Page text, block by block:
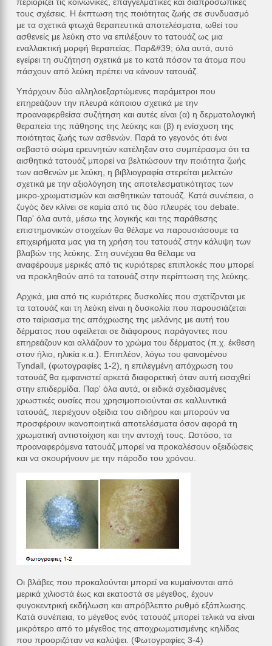
τους σχέσεις. Η έκπτωση της ποιότητας ζωής σε συνδυασμό
με τα σχετικά φτωχά θεραπευτικά αποτελέσματα, ωθεί του
ασθενείς με λεύκη στο να επιλέξουν το τατουάζ ως μια
εναλλακτική μορφή θεραπείας. Παρ&#39; όλα αυτά, αυτό
εγείρει τη συζήτηση σχετικά με το κατά πόσον τα άτομα που
πάσχουν από λεύκη πρέπει να κάνουν τατουάζ.
Υπάρχουν δύο αλληλοεξαρτώμενες παράμετροι που
επηρεάζουν την πλευρά κάποιου σχετικά με την
προαναφερθείσα συζήτηση και αυτές είναι (α) η δερματολογική
θεραπεία της πάθησης της λεύκης και (β) η ενίσχυση της
ποιότητας ζωής των ασθενών. Παρά το γεγονός ότι ένα
σεβαστό σώμα ερευνητών κατέληξαν στο συμπέρασμα ότι τα
αισθητικά τατουάζ μπορεί να βελτιώσουν την ποιότητα ζωής
των ασθενών με λεύκη, η βιβλιογραφία στερείται μελετών
σχετικά με την αξιολόγηση της αποτελεσματικότητας των
μικρο-χρωματισμών και αισθητικών τατουάζ. Κατά συνέπεια, ο
ζυγός δεν κλίνει σε καμία από τις δύο πλευρές του debate.
Παρ' όλα αυτά, μέσω της λογικής και της παράθεσης
επιστημονικών στοιχείων θα θέλαμε να παρουσιάσουμε τα
επιχειρήματα μας για τη χρήση του τατουάζ στην κάλυψη των
βλαβών της λεύκης. Στη συνέχεια θα θέλαμε να
αναφέρουμε μερικές από τις κυριότερες επιπλοκές που μπορεί
να προκληθούν από τα τατουάζ στην περίπτωση της λεύκης.
Αρχικά, μια από τις κυριότερες δυσκολίες που σχετίζονται με
τα τατουάζ και τη λεύκη είναι η δυσκολία που παρουσιάζεται
στο ταίριασμα της απόχρωσης της μελάνης με αυτή του
δέρματος που οφείλεται σε διάφορους παράγοντες που
επηρεάζουν και αλλάζουν το χρώμα του δέρματος (π.χ. έκθεση
στον ήλιο, ηλικία κ.α.). Επιπλέον, λόγω του φαινομένου
Tyndall, (φωτογραφίες 1-2), η επιλεγμένη απόχρωση του
τατουάζ θα εμφανιστεί αρκετά διαφορετική όταν αυτή εισαχθεί
στην επιδερμίδα. Παρ' όλα αυτά, οι ειδικά σχεδιασμένες
χρωστικές ουσίες που χρησιμοποιούνται σε καλλυντικά
τατουάζ, περιέχουν οξείδια του σιδήρου και μπορούν να
προσφέρουν ικανοποιητικά αποτελέσματα όσον αφορά τη
χρωματική αντιστοίχιση και την αντοχή τους. Ωστόσο, τα
προαναφερόμενα τατουάζ μπορεί να προκαλέσουν οξειδώσεις
και να σκουρήνουν με την πάροδο του χρόνου.
Οι βλάβες που προκαλούνται μπορεί να κυμαίνονται από
μερικά χιλιοστά έως και εκατοστά σε μέγεθος, έχουν
φυγοκεντρική εκδήλωση και απρόβλεπτο ρυθμό εξάπλωσης.
Κατά συνέπεια, το μέγεθος ενός τατουάζ μπορεί τελικά να είναι
μικρότερο από το μέγεθος της αποχρωματισμένης κηλίδας
που προοριζόταν να καλύψει. (Φωτογραφίες 3-4)